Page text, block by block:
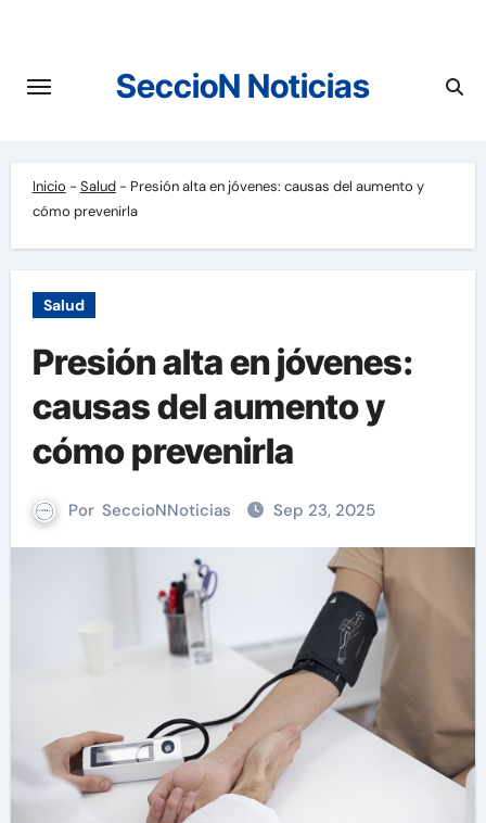
contenido
SeccioN Noticias
Inicio - Salud- Presión alta en jóvenes: causas del aumento y
cómo prevenirla
Salud
Presión alta en jóvenes:
causas del aumento y
cómo prevenirla
Por SeccioNNoticias Sep 23, 2025